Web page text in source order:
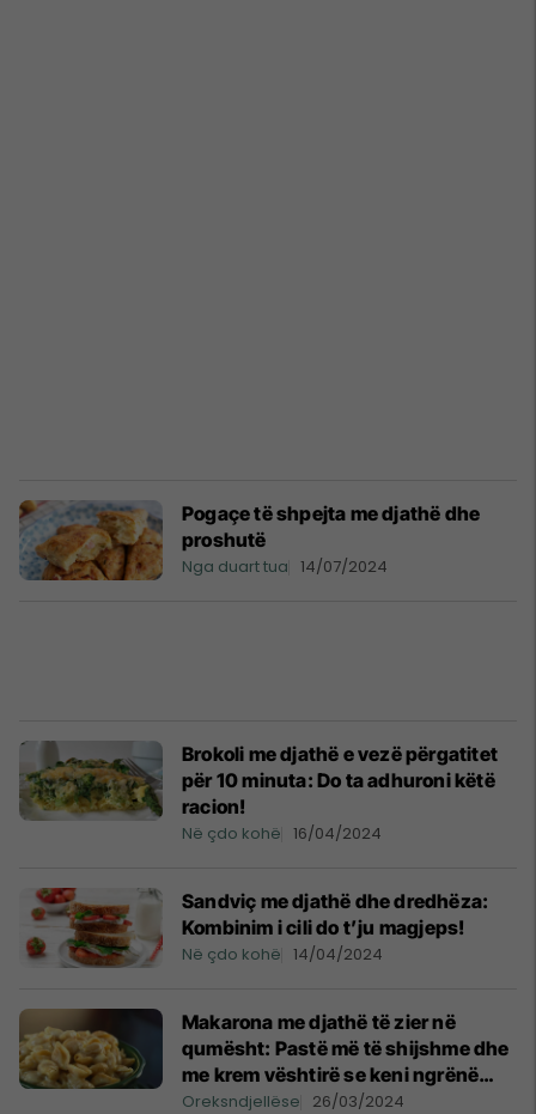
Pogaçe të shpejta me djathë dhe
proshutë
Nga duart tua 14/07/2024
Brokoli me djathë e vezë përgatitet
për 10 minuta: Do ta adhuroni këtë
racion!
Në çdo kohë 16/04/2024
Sandviç me djathë dhe dredhëza:
Kombinim i cili do t’ju magjeps!
Në çdo kohë 14/04/2024
Makarona me djathë të zier në
qumësht: Pastë më të shijshme dhe
me krem vështirë se keni ngrënë
ndonjëherë!
Oreksndjellëse 26/03/2024